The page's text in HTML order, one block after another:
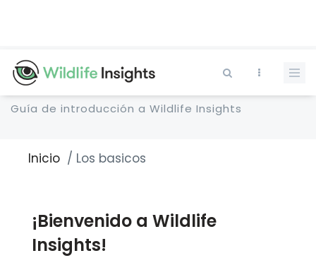
principal
Guía de introducción a Wildlife Insights
Sobrescribir
ayuda
navegación
Inicio Los basicos
¡Bienvenido a Wildlife
Insights!